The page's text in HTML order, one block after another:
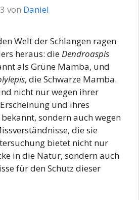
von Daniel
Welt der Schlangen ragen
heraus: dieDendroaspis
als Grüne Mamba, und
, die Schwarze Mamba.
nicht nur wegen ihrer
und ihres
sondern auch wegen
die sie
bietet nicht nur
in die Natur, sondern auch
für den Schutz dieser